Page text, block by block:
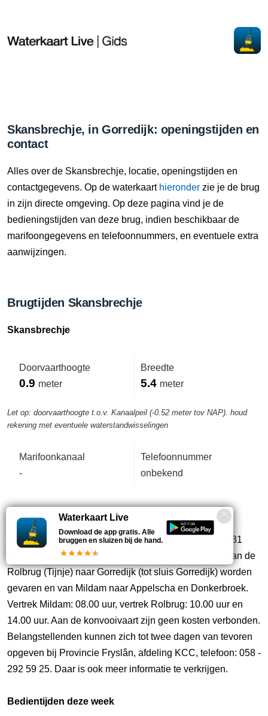
Skansbrechje, in Gorredijk: openingstijden en
contact
Alles over de Skansbrechje, locatie, openingstijden en
contactgegevens. Op de waterkaart hieronder zie je de brug
in zijn directe omgeving. Op deze pagina vind je de
bedieningstijden van deze brug, indien beschikbaar de
marifoongegevens en telefoonnummers, en eventuele extra
aanwijzingen.
Brugtijden Skansbrechje
Skansbrechje
Doorvaarthoogte
0.9 meter
Breedte
5.4 meter
Let op: doorvaarthoogte t.o.v. Kanaalpeil (-0.52 meter tov NAP). houd
rekening met eventuele waterstandwisselingen
Marifoonkanaal
-
Telefoonnummer
onbekend
Fiets/voetbrug
Opmerking:Konvooivaart najaar 2026: Op zaterdag 31
oktober 2026 kan in konvooi (onderweg aansluiten) van de
Rolbrug (Tijnje) naar Gorredijk (tot sluis Gorredijk) worden
gevaren en van Mildam naar Appelscha en Donkerbroek.
Vertrek Mildam: 08.00 uur, vertrek Rolbrug: 10.00 uur en
14.00 uur. Aan de konvooivaart zijn geen kosten verbonden.
Belangstellenden kunnen zich tot twee dagen van tevoren
opgeven bij Provincie Fryslân, afdeling KCC, telefoon: 058 -
292 59 25. Daar is ook meer informatie te verkrijgen.
Bedientijden deze week
Waterkaart Live
Download de app gratis. Alle
bruggen en sluizen bij de hand.